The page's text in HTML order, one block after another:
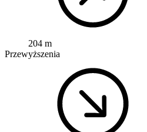
204 m
Przewyższenia